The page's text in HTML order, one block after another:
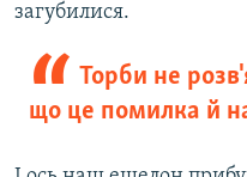
загубилися.
Торби не
що це помилка й